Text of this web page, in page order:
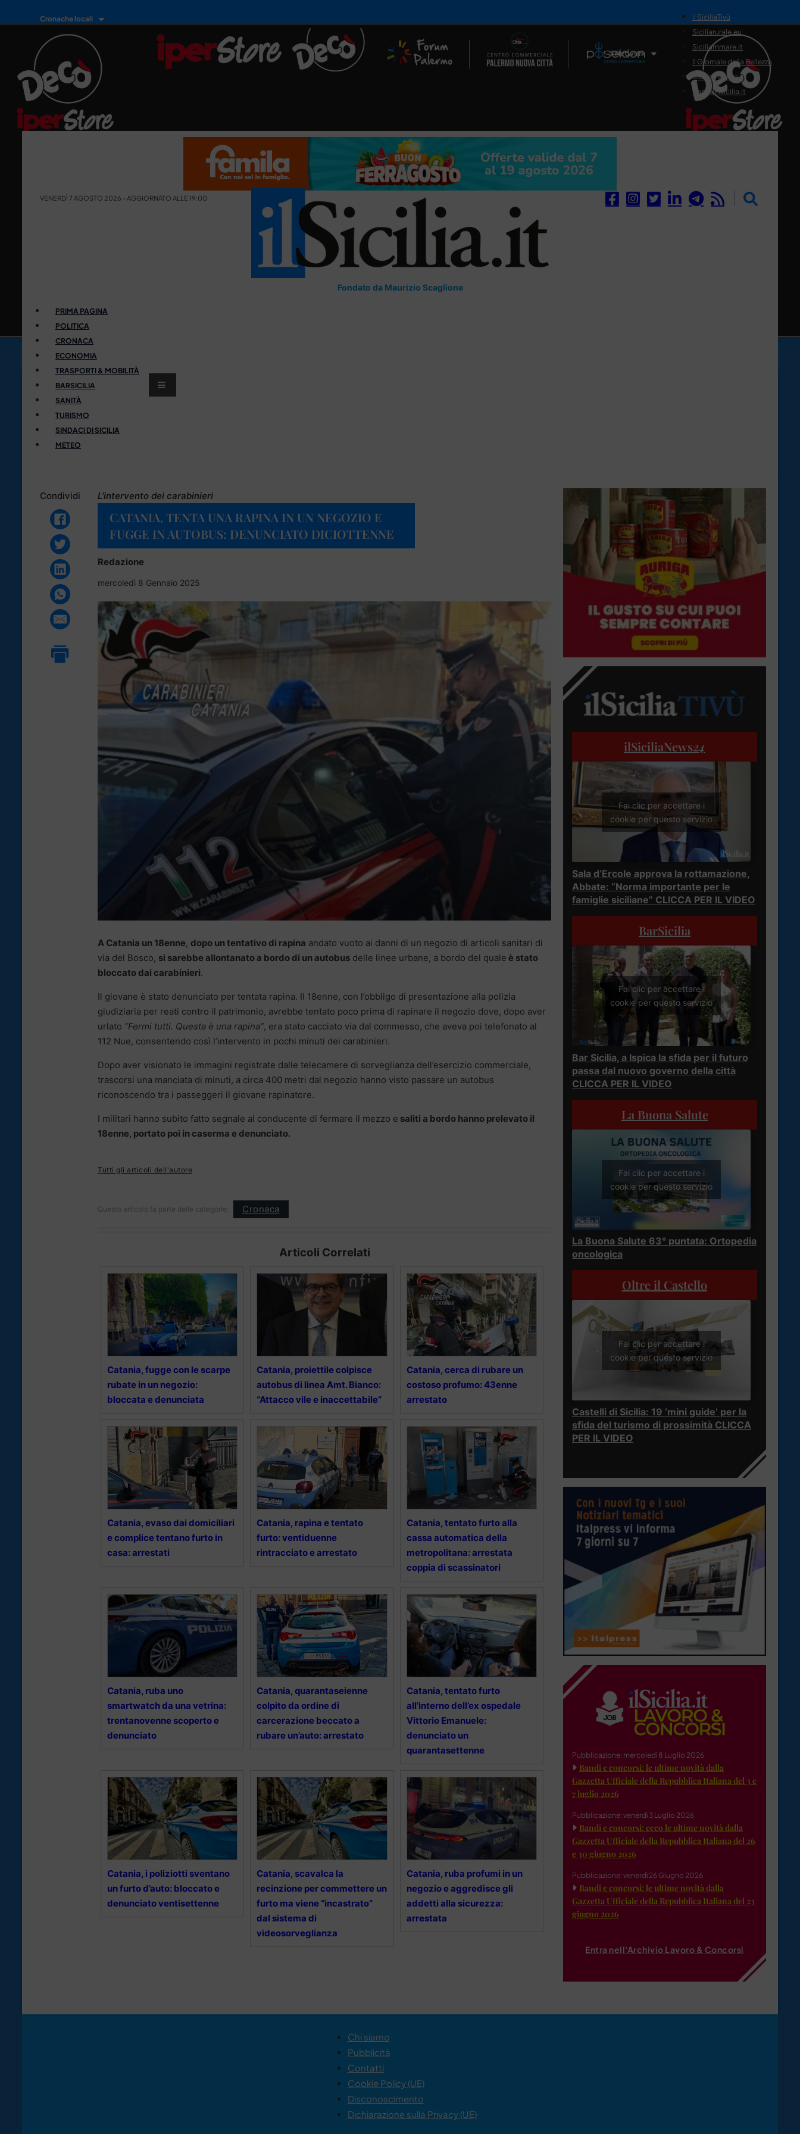
Cronache locali
Il Network
il SiciliaTivù
Siciliarurale.eu
Siciliammare.it
Il Giornale della Bellezza
Siciliamedica.it
Sanitainsicilia.it
VENERDÌ 7 AGOSTO 2026 - AGGIORNATO ALLE 19:00
Fondato da Maurizio Scaglione
PRIMA PAGINA
POLITICA
CRONACA
ECONOMIA
TRASPORTI & MOBILITÀ
BARSICILIA
SANITÀ
TURISMO
SINDACI DI SICILIA
METEO
Condividi L'intervento dei carabinieri
CATANIA, TENTA UNA RAPINA IN UN NEGOZIO E
FUGGE IN AUTOBUS: DENUNCIATO DICIOTTENNE
Redazione
mercoledì 8 Gennaio 2025
A Catania un 18enne, dopo un tentativo di rapina andato vuoto ai danni di un negozio di articoli sanitari di
via del Bosco, si sarebbe allontanato a bordo di un autobus delle linee urbane, a bordo del quale è stato
bloccato dai carabinieri.
Il giovane è stato denunciato per tentata rapina. Il 18enne, con l’obbligo di presentazione alla polizia
giudiziaria per reati contro il patrimonio, avrebbe tentato poco prima di rapinare il negozio dove, dopo aver
urlato “Fermi tutti. Questa è una rapina”, era stato cacciato via dal commesso, che aveva poi telefonato al
112 Nue, consentendo così l’intervento in pochi minuti dei carabinieri.
Dopo aver visionato le immagini registrate dalle telecamere di sorveglianza dell’esercizio commerciale,
trascorsi una manciata di minuti, a circa 400 metri dal negozio hanno visto passare un autobus
riconoscendo tra i passeggeri il giovane rapinatore.
I militari hanno subito fatto segnale al conducente di fermare il mezzo e saliti a bordo hanno prelevato il
18enne, portato poi in caserma e denunciato.
Tutti gli articoli dell'autore
Questo articolo fa parte delle categorie: Cronaca
Articoli Correlati
Catania, fugge con le scarpe
rubate in un negozio:
bloccata e denunciata
Catania, proiettile colpisce
autobus di linea Amt. Bianco:
“Attacco vile e inaccettabile”
Catania, cerca di rubare un
costoso profumo: 43enne
arrestato
Catania, evaso dai domiciliari
e complice tentano furto in
casa: arrestati
Catania, rapina e tentato
furto: ventiduenne
rintracciato e arrestato
Catania, tentato furto alla
cassa automatica della
metropolitana: arrestata
coppia di scassinatori
Catania, ruba uno
smartwatch da una vetrina:
trentanovenne scoperto e
denunciato
Catania, quarantaseienne
colpito da ordine di
carcerazione beccato a
rubare un’auto: arrestato
Catania, tentato furto
all’interno dell’ex ospedale
Vittorio Emanuele:
denunciato un
quarantasettenne
Catania, i poliziotti sventano
un furto d’auto: bloccato e
denunciato ventisettenne
Catania, scavalca la
recinzione per commettere un
furto ma viene “incastrato”
dal sistema di
videosorveglianza
Catania, ruba profumi in un
negozio e aggredisce gli
addetti alla sicurezza:
arrestata
ilSiciliaNews24
Fai clic per accettare i
cookie per questo servizio
Sala d’Ercole approva la rottamazione,
Abbate: “Norma importante per le
famiglie siciliane” CLICCA PER IL VIDEO
BarSicilia
Fai clic per accettare i
cookie per questo servizio
Bar Sicilia, a Ispica la sfida per il futuro
passa dal nuovo governo della città
CLICCA PER IL VIDEO
La Buona Salute
Fai clic per accettare i
cookie per questo servizio
La Buona Salute 63° puntata: Ortopedia
oncologica
Oltre il Castello
Fai clic per accettare i
cookie per questo servizio
Castelli di Sicilia: 19 ‘mini guide’ per la
sfida del turismo di prossimità CLICCA
PER IL VIDEO
Pubblicazione: mercoledì 8 Luglio 2026
Bandi e concorsi: le ultime novità dalla
Gazzetta Ufficiale della Repubblica Italiana del 3 e
7 luglio 2026
Pubblicazione: venerdì 3 Luglio 2026
Bandi e concorsi: ecco le ultime novità dalla
Gazzetta Ufficiale della Repubblica Italiana del 26
e 30 giugno 2026
Pubblicazione: venerdì 26 Giugno 2026
Bandi e concorsi: le ultime novità dalla
Gazzetta Ufficiale della Repubblica Italiana del 23
giugno 2026
Entra nell'Archivio Lavoro & Concorsi
Chi siamo
Pubblicità
Contatti
Cookie Policy (UE)
Disconoscimento
Dichiarazione sulla Privacy (UE)